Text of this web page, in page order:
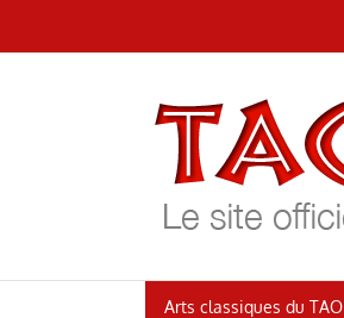
au
Arts classiques du TAO